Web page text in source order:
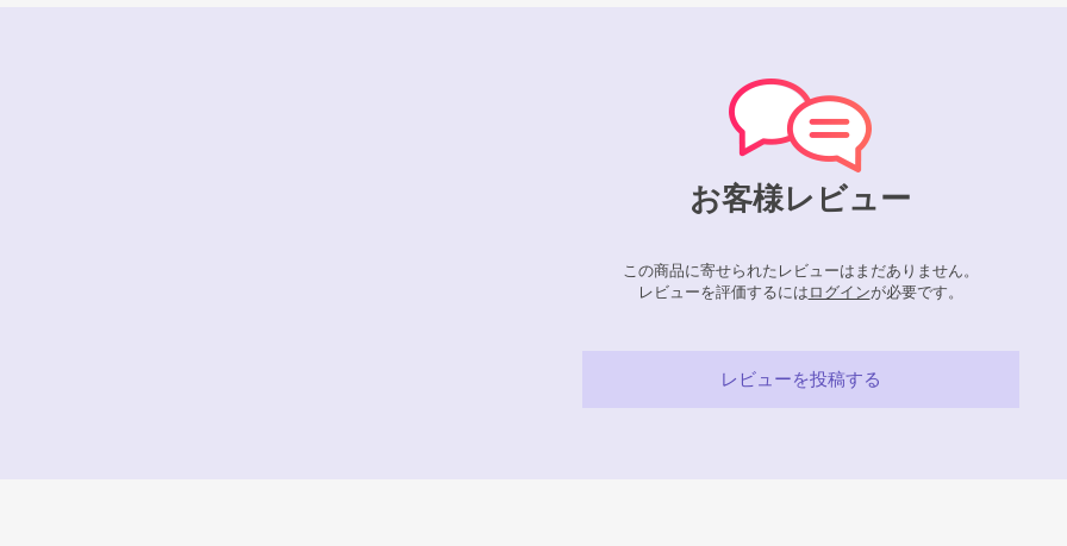
お客様レビュー
この商品に寄せられたレビューはまだありません。
レビューを評価するには ログインが必要です。
レビューを投稿する